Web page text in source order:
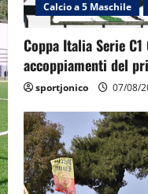
Calcio a 5 Maschile
Coppa Italia Serie
accoppiamenti del
sportjonico 07/08/